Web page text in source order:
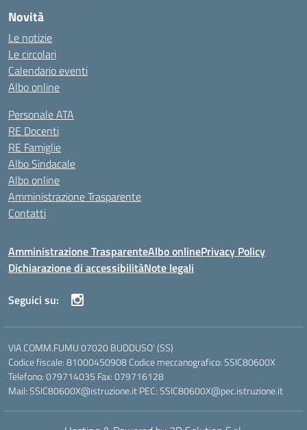
Novità
Le notizie
Le circolari
Calendario eventi
Albo online
Personale ATA
RE Docenti
RE Famiglie
Albo Sindacale
Albo online
Amministrazione Trasparente
Contatti
Amministrazione TrasparenteAlbo onlinePrivacy Policy
Dichiarazione di accessibilitàNote legali
Seguici su:
VIA COMM.FUMU 07020 BUDDUSO' (SS)
Codice fiscale: 81000450908 Codice meccanografico: SSIC80600X
Telefono: 079714035 Fax: 079716128
Mail: SSIC80600X@istruzione.it PEC: SSIC80600X@pec.istruzione.it